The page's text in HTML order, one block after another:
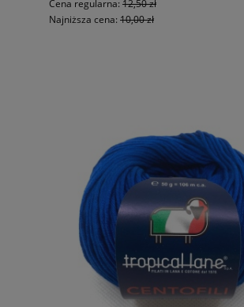
Cena regularna: 12,50 zł
Najniższa cena: 10,00 zł